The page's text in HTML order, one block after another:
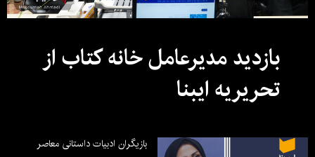
بازدید مدیرعامل خانه کتاب از
تحریریه ایبنا
بازیگران ادبیات داستانی معاصر